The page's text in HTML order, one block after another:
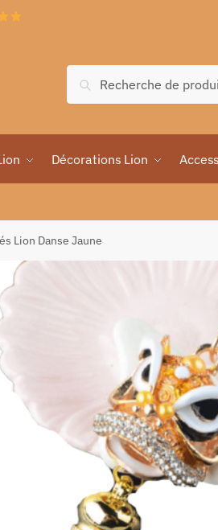
Recherche
Décorations Lion
Lion Danse Jaune